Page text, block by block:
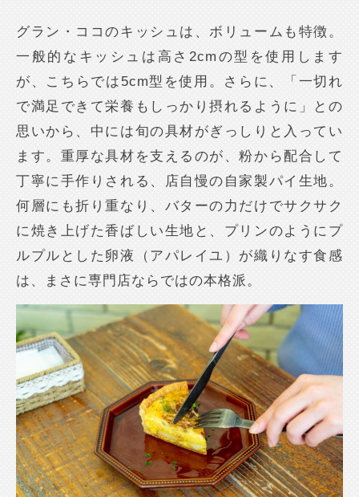
グラン・ココのキッシュは、ボリュームも特徴。
一般的なキッシュは高さ2cmの型を使用します
が、こちらでは5cm型を使用。さらに、「一切れ
で満足できて栄養もしっかり摂れるように」との
思いから、中には旬の具材がぎっしりと入ってい
ます。重厚な具材を支えるのが、粉から配合して
丁寧に手作りされる、店自慢の自家製パイ生地。
何層にも折り重なり、バターの力だけでサクサク
に焼き上げた香ばしい生地と、プリンのようにプ
ルプルとした卵液（アパレイユ）が織りなす食感
は、まさに専門店ならではの本格派。